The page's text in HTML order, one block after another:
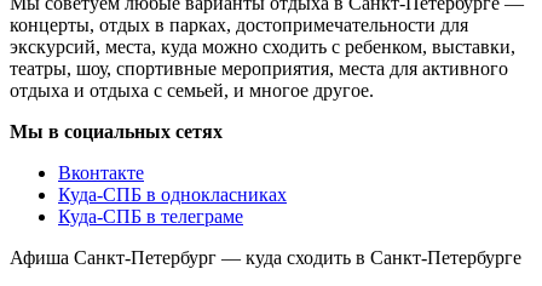
концерты, отдых в парках, достопримечательности для
экскурсий, места, куда можно сходить с ребенком, выставки,
театры, шоу, спортивные мероприятия, места для активного
отдыха и отдыха с семьей, и многое другое.
Мы в социальных сетях
Вконтакте
Куда-СПБ в однокласниках
Куда-СПБ в телеграме
Афиша Санкт-Петербург — куда сходить в Санкт-Петербурге